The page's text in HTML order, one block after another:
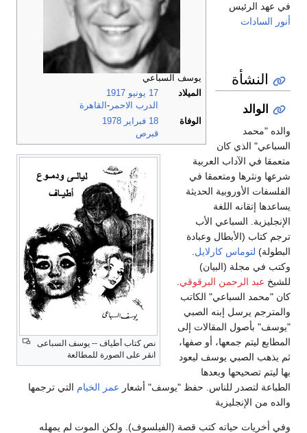
يوسف السباعي
الميلاد
17 يونيو
1917
الدرب الاحمر - القاهرة
الوفاة
18 فبراير
1978
قبرص
في عهد الرئيس
أنور السادات
نص كتاب أطياف -- يوسف السباعى
انقر على الصورة للمطالعة
النشأة
الوالد
والده "محمد
السباعي" الذي كان
متعمقا في الآداب العربية
شرعها ونثرها ومتعمقا في
الفلسفات الأوروبية الحديثة
يساعدها إتقانه اللغة
الإنجليزية. السباعي الأب
ترجم كتاب (الأبطال وعبادة
البطولة) لتوماس كارلايل
وكتب في مجلة (البيان)
للشيخ عبد الرحمن البرقوقي
كان "محمد السباعي" الكاتب
والمترجم يرسل إبنه الصبي
"يوسف" بأصول المقالات إلى
المطابع ليتم جمعها، أو صفها،
ثم يذهب الصبي يوسف ليعود
بها ليتم تصحيحها وبعدها
الطباعة لتصدر للناس. حفظ "يوسف" أشعار عمر الخيام التي ترجمها
والده من الإنجليزية
وفي أخريات حياته كتب قصة (الفيلسوف). ولكن الموت لم يمهله